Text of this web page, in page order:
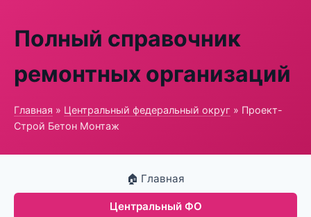
Полный справочник
ремонтных организаций
Главная » Центральный федеральный округ » Проект-
Строй Бетон Монтаж
🏠 Главная
Центральный ФО